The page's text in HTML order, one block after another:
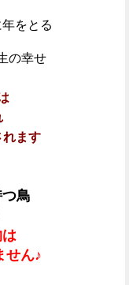
をとる
の幸せ
れます
鳥
せん♪